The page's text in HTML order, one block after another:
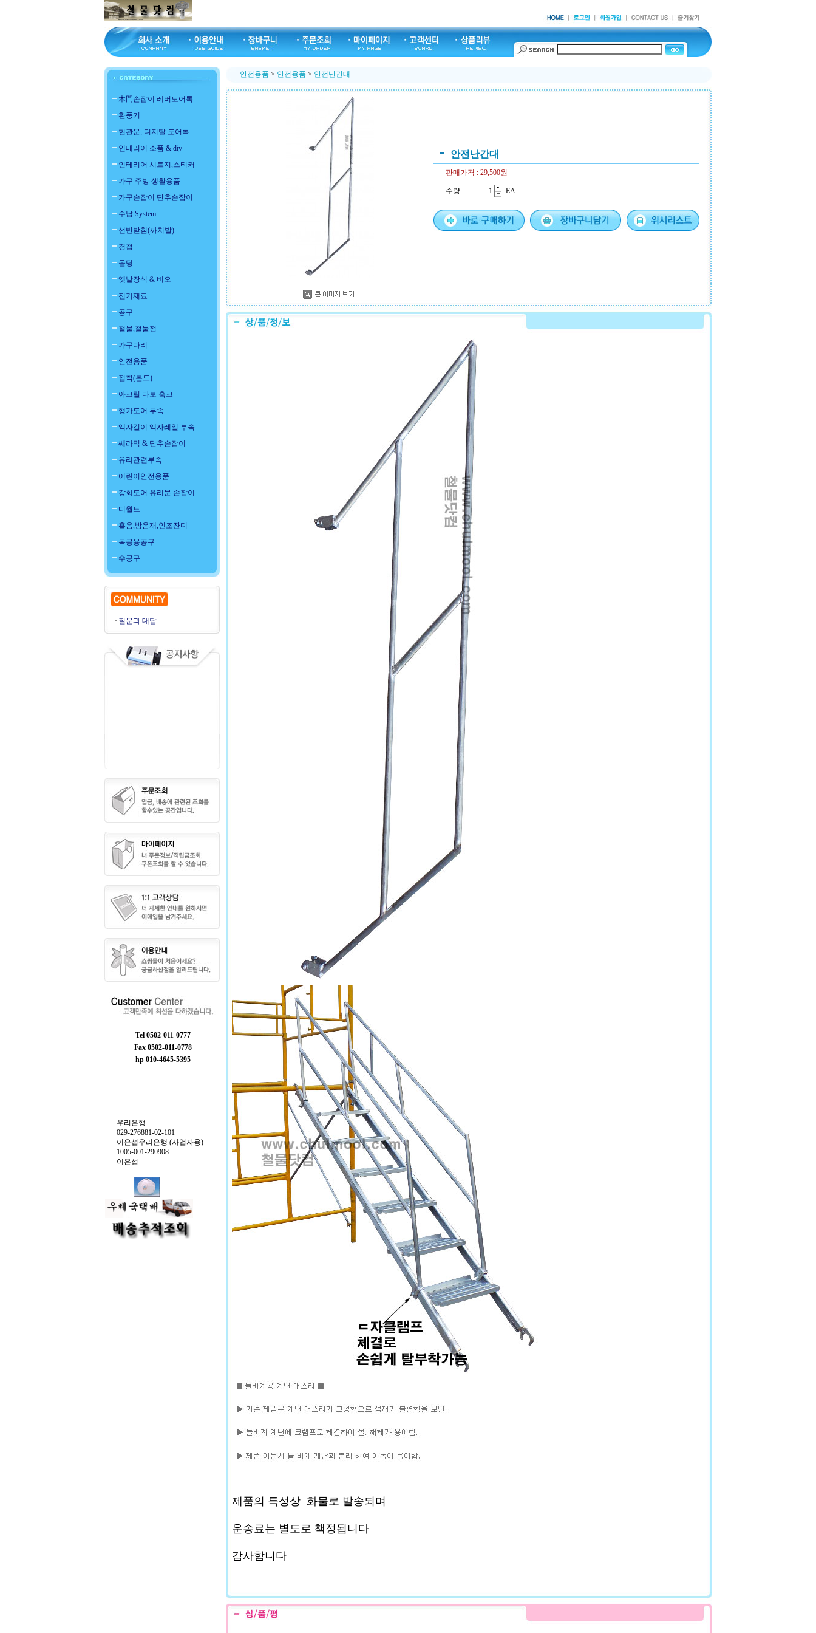
木門손잡이 레버도어록
환풍기
현관문, 디지탈 도어록
인테리어 소품 & diy
인테리어 시트지,스티커
가구 주방 생활용품
가구손잡이 단추손잡이
수납 System
선반받침(까치발)
경첩
몰딩
옛날장식 & 비오
전기재료
공구
철물,철물점
가구다리
안전용품
접착(본드)
아크릴 다보 훅크
행가도어 부속
액자걸이 액자레일 부속
쎄라믹 & 단추손잡이
유리관련부속
어린이안전용품
강화도어 유리문 손잡이
디월트
흡음,방음재,인조잔디
목공용공구
수공구
질문과 대답
Tel 0502-011-0777
Fax 0502-011-0778
hp 010-4645-5395
우리은행
029-276881-02-101
이은섭우리은행 (사업자용)
1005-001-290908
이은섭
안전용품 > 안전용품 > 안전난간대
안전난간대
판매가격 : 29,500원
수량 EA
제품의 특성상 화물로 발송되며
운송료는 별도로 책정됩니다
감사합니다